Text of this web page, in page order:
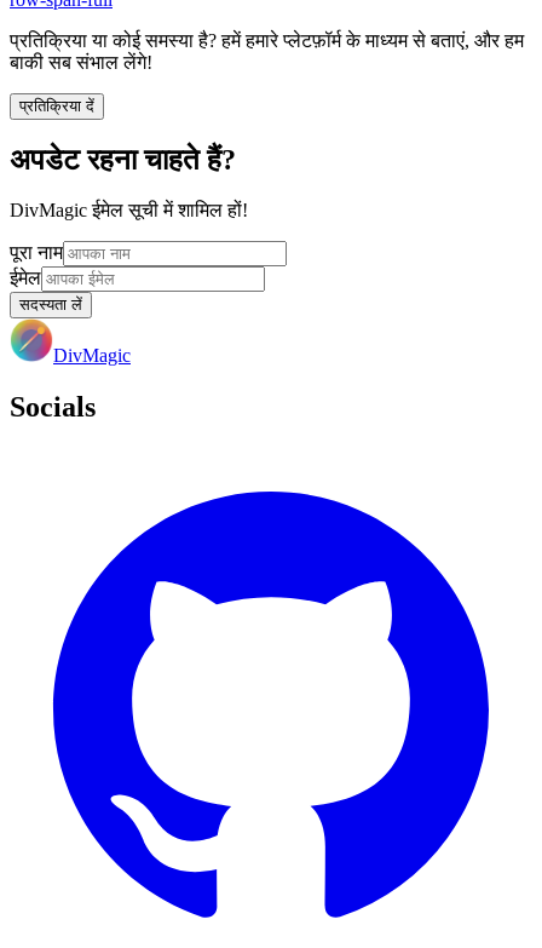
प्रतिक्रिया या कोई समस्या है? हमें हमारे प्लेटफ़ॉर्म के माध्यम से बताएं, और हम
बाकी सब संभाल लेंगे!
प्रतिक्रिया दें
अपडेट रहना चाहते हैं?
DivMagic ईमेल सूची में शामिल हों!
पूरा नाम
ईमेल
सदस्यता लें
DivMagic
Socials